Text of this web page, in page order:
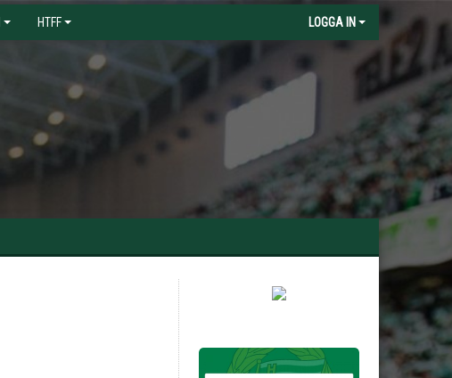
HTFF LOGGA IN